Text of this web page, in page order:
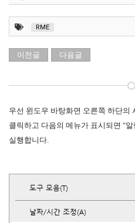
RME
이전글 다음글
우선 윈도우 바탕화면 오른쪽 하단의
클릭하고 다음의 메뉴가 표시되면 "
실행합니다.